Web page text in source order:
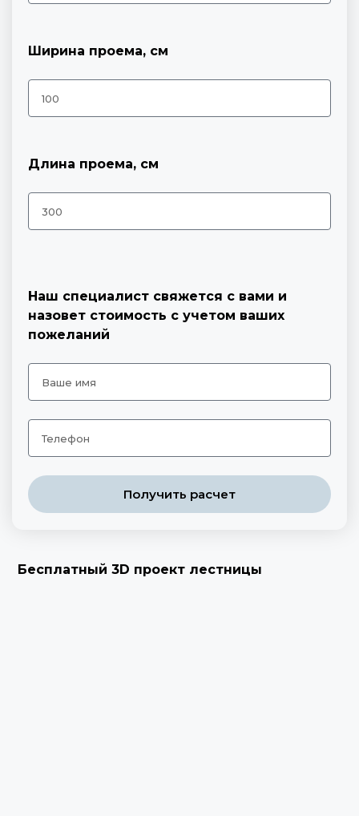
Ширина проема, см
Длина проема, см
Наш специалист свяжется с вами и
назовет стоимость с учетом ваших
пожеланий
Получить расчет
Бесплатный 3D проект лестницы